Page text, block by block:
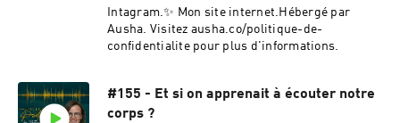
Intagram.✨ Mon site internet.Hébergé par
Ausha. Visitez ausha.co/politique-de-
confidentialite pour plus d'informations.
#155 - Et si on apprenait à écouter notre
corps ?